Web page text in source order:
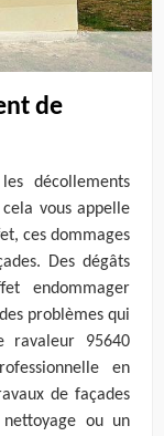
de
décollements
vous appelle
ces dommages
Des dégâts
endommager
problèmes qui
ravaleur 95640
en
de façades
ou un